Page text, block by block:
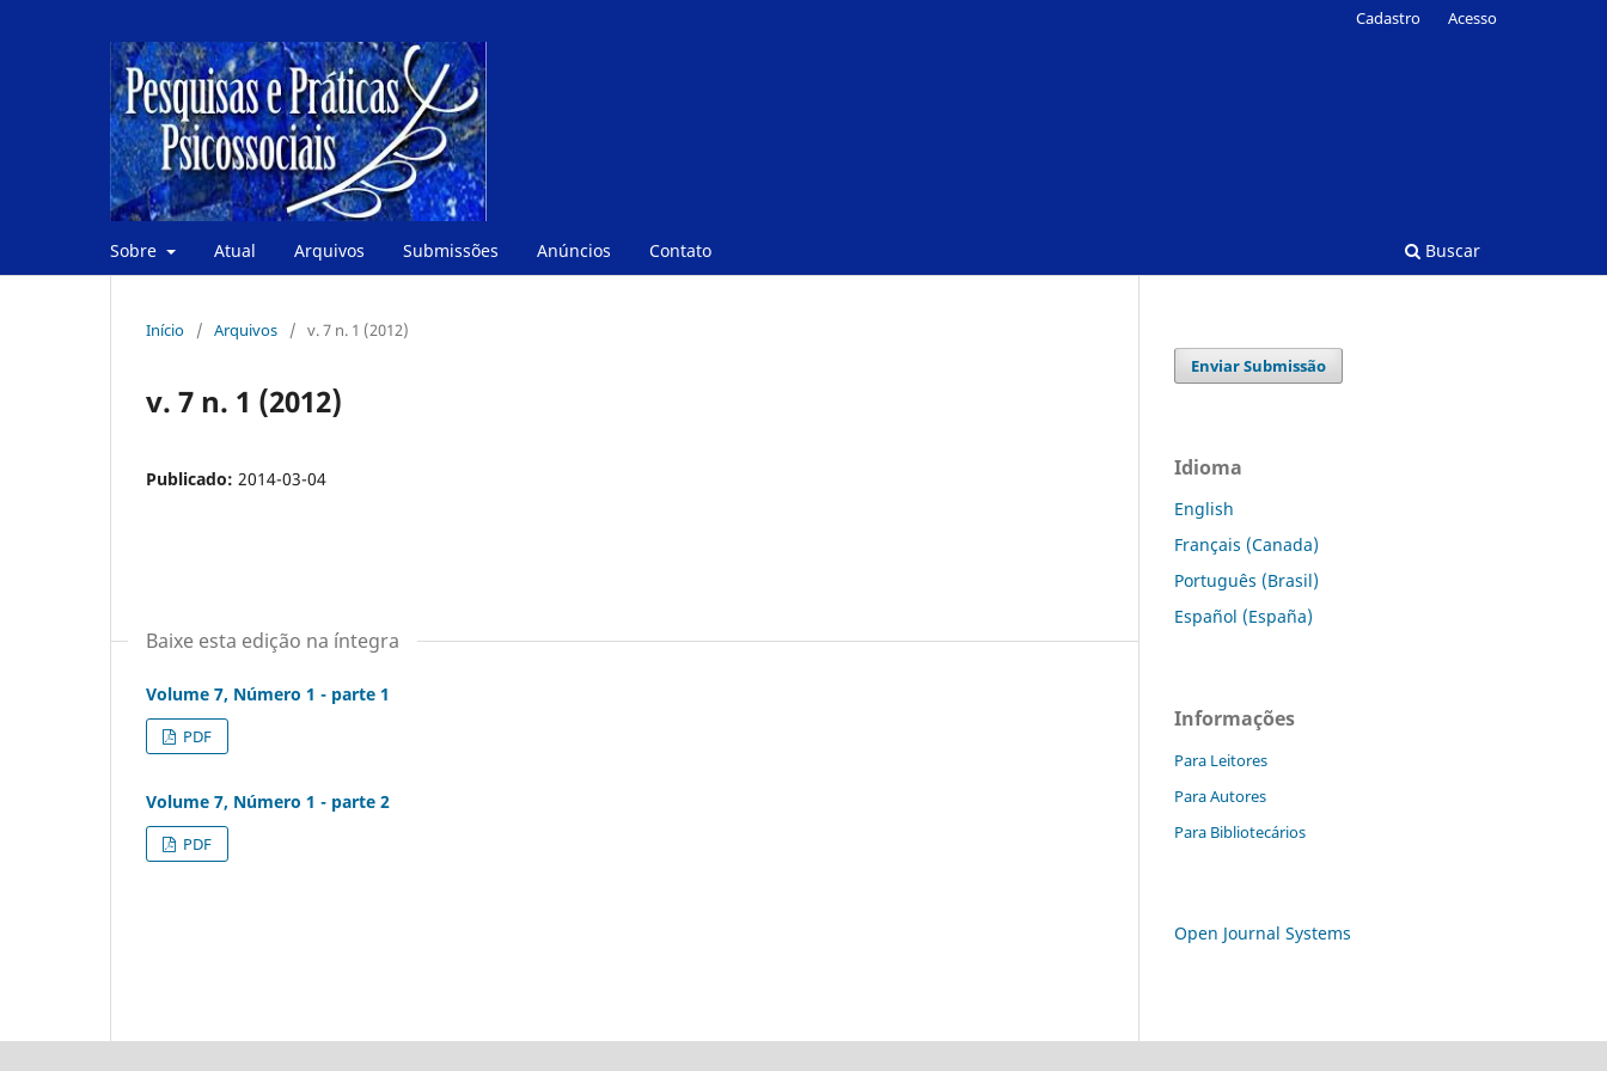
Sobre Atual Arquivos Submissões Anúncios Contato Buscar
Cadastro Acesso
Início / Arquivos / v. 7 n. 1 (2012)
v. 7 n. 1 (2012)
Publicado: 2014-03-04
Baixe esta edição na íntegra
Volume 7, Número 1 - parte 1
PDF
Volume 7, Número 1 - parte 2
PDF
Enviar Submissão
Idioma
English
Français (Canada)
Português (Brasil)
Español (España)
Informações
Para Leitores
Para Autores
Para Bibliotecários
Open Journal Systems